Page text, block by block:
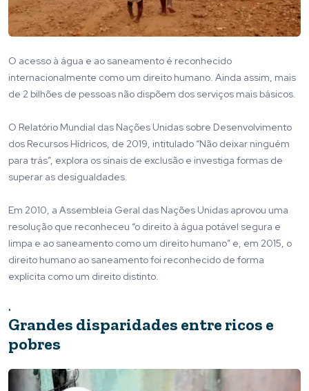
O acesso à água e ao saneamento é reconhecido
internacionalmente como um direito humano. Ainda assim, mais
de 2 bilhões de pessoas não dispõem dos serviços mais básicos.
O Relatório Mundial das Nações Unidas sobre Desenvolvimento
dos Recursos Hídricos, de 2019, intitulado “Não deixar ninguém
para trás”, explora os sinais de exclusão e investiga formas de
superar as desigualdades.
Em 2010, a Assembleia Geral das Nações Unidas aprovou uma
resolução que reconheceu “o direito à água potável segura e
limpa e ao saneamento como um direito humano” e, em 2015, o
direito humano ao saneamento foi reconhecido de forma
explícita como um direito distinto.
.
Grandes disparidades entre ricos e
pobres